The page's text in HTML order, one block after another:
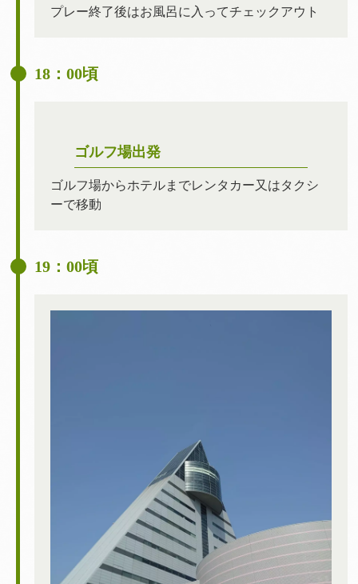
プレー終了後はお風呂に入ってチェックアウト
18：00頃
ゴルフ場出発
ゴルフ場からホテルまでレンタカー又はタクシ
ーで移動
19：00頃